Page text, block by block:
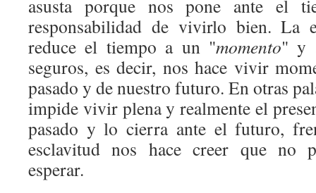
asusta porque nos pone ante el
responsabilidad de vivirlo bien. La
reduce el tiempo a un "momento" y
seguros, es decir, nos hace vivir
pasado y de nuestro futuro. En otras
impide vivir plena y realmente el
pasado y lo cierra ante el futuro,
esclavitud nos hace creer que no
esperar.